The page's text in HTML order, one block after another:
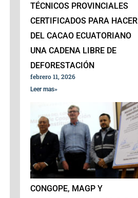
TÉCNICOS PROVINCIALES
CERTIFICADOS PARA HACER
DEL CACAO ECUATORIANO
UNA CADENA LIBRE DE
DEFORESTACIÓN
febrero 11, 2026
Leer mas»
CONGOPE, MAGP Y